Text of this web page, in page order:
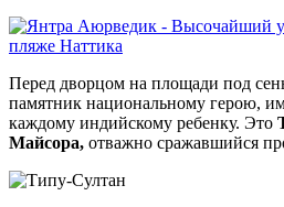
Перед дворцом на площади под
памятник национальному герою,
каждому индийскому ребенку. Это
Майсора, отважно сражавшийся